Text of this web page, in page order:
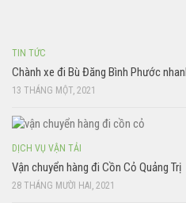
TIN TỨC
Chành xe đi Bù Đăng Bình Phước
13 THÁNG MỘT, 2021
DỊCH VỤ VẬN TẢI
Vận chuyển hàng đi Cồn Cỏ Quảng Trị
28 THÁNG MƯỜI HAI, 2021